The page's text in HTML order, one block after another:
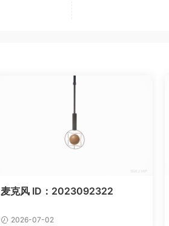
麦克风 ID：2023092322
2026-07-02